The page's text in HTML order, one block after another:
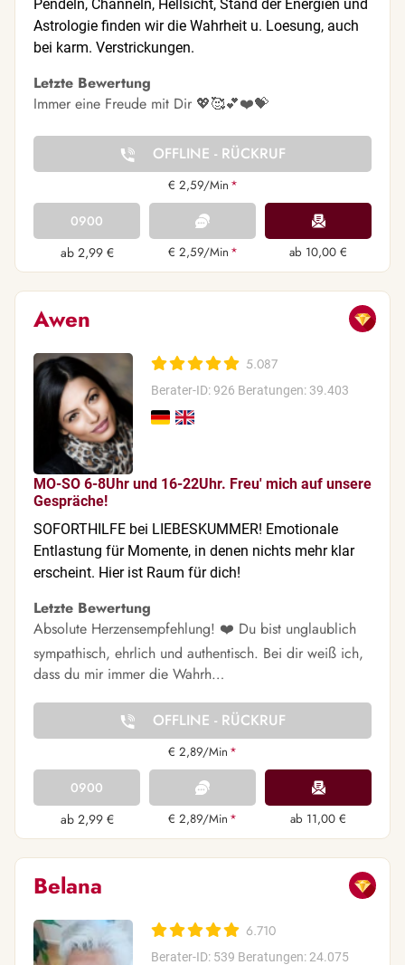
Pendeln, Channeln, Hellsicht, Stand der Energien und
Astrologie finden wir die Wahrheit u. Loesung, auch
bei karm. Verstrickungen.
Letzte Bewertung
Immer eine Freude mit Dir 💖🥰💕❤️💝
OFFLINE - RÜCKRUF
€ 2,59/Min *
0900
ab 2,99 €
€ 2,59/Min * ab 10,00 €
Awen
5.087
Berater-ID: 926 Beratungen: 39.403
MO-SO 6-8Uhr und 16-22Uhr. Freu' mich auf unsere
Gespräche!
SOFORTHILFE bei LIEBESKUMMER! Emotionale
Entlastung für Momente, in denen nichts mehr klar
erscheint. Hier ist Raum für dich!
Letzte Bewertung
Absolute Herzensempfehlung! ❤️ Du bist unglaublich
sympathisch, ehrlich und authentisch. Bei dir weiß ich,
dass du mir immer die Wahrh…
OFFLINE - RÜCKRUF
€ 2,89/Min *
0900
ab 2,99 €
€ 2,89/Min * ab 11,00 €
Belana
6.710
Berater-ID: 539 Beratungen: 24.075